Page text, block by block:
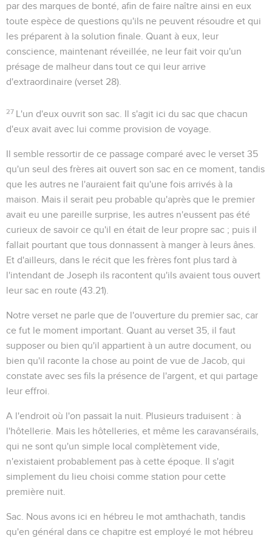
par des marques de bonté, afin de faire naître ainsi en eux
toute espèce de questions qu'ils ne peuvent résoudre et qui
les préparent à la solution finale. Quant à eux, leur
conscience, maintenant réveillée, ne leur fait voir qu'un
présage de malheur dans tout ce qui leur arrive
d'extraordinaire (verset 28).
27 L'un d'eux ouvrit son sac . Il s'agit ici du sac que chacun
d'eux avait avec lui comme provision de voyage.
Il semble ressortir de ce passage comparé avec le verset 35
qu'un seul des frères ait ouvert son sac en ce moment, tandis
que les autres ne l'auraient fait qu'une fois arrivés à la
maison. Mais il serait peu probable qu'après que le premier
avait eu une pareille surprise, les autres n'eussent pas été
curieux de savoir ce qu'il en était de leur propre sac ; puis il
fallait pourtant que tous donnassent à manger à leurs ânes.
Et d'ailleurs, dans le récit que les frères font plus tard à
l'intendant de Joseph ils racontent qu'ils avaient tous ouvert
leur sac en route (43.21).
Notre verset ne parle que de l'ouverture du premier sac, car
ce fut le moment important. Quant au verset 35, il faut
supposer ou bien qu'il appartient à un autre document, ou
bien qu'il raconte la chose au point de vue de Jacob, qui
constate avec ses fils la présence de l'argent, et qui partage
leur effroi.
A l'endroit où l'on passait la nuit . Plusieurs traduisent : à
l'hôtellerie . Mais les hôtelleries, et même les caravansérails,
qui ne sont qu'un simple local complètement vide,
n'existaient probablement pas à cette époque. Il s'agit
simplement du lieu choisi comme station pour cette
première nuit.
Sac . Nous avons ici en hébreu le mot amthachath , tandis
qu'en général dans ce chapitre est employé le mot hébreu